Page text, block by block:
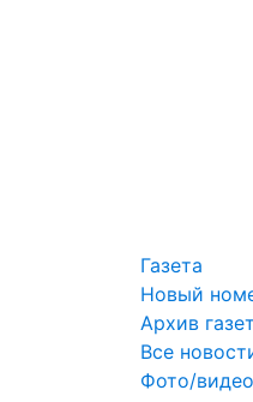
Газета
Новый
Архив газет
Все
Фото/видео